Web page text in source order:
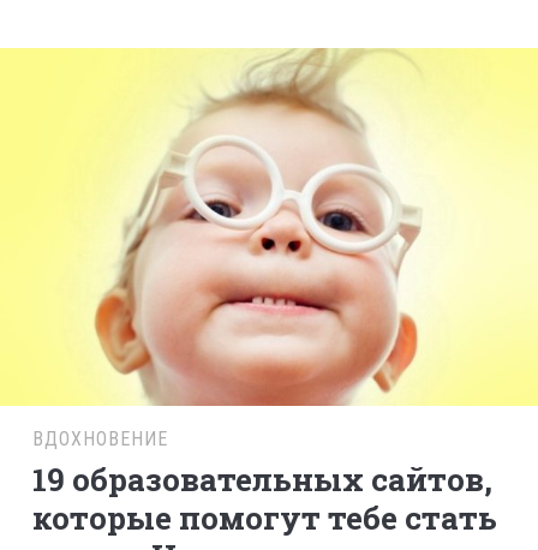
ВДОХНОВЕНИЕ
19 образовательных сайтов,
которые помогут тебе стать